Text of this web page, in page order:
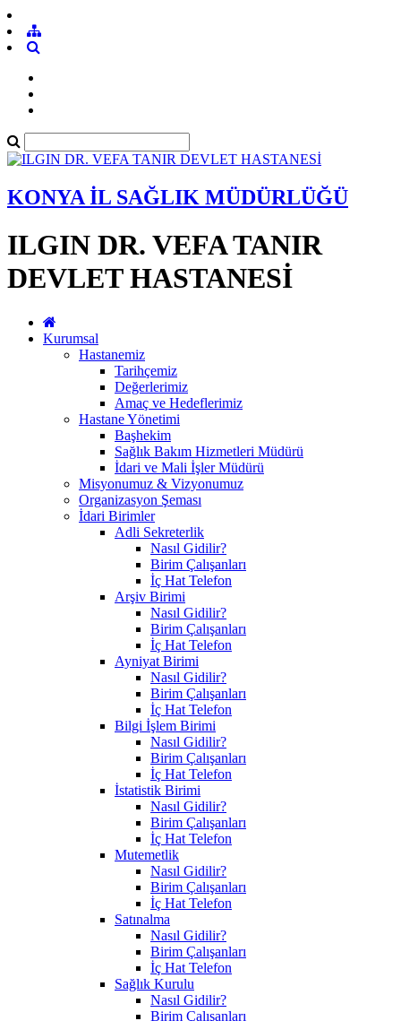
KONYA İL SAĞLIK MÜDÜRLÜĞÜ
ILGIN DR. VEFA TANIR
DEVLET HASTANESİ
Kurumsal
Hastanemiz
Tarihçemiz
Değerlerimiz
Amaç ve Hedeflerimiz
Hastane Yönetimi
Başhekim
Sağlık Bakım Hizmetleri Müdürü
İdari ve Mali İşler Müdürü
Misyonumuz & Vizyonumuz
Organizasyon Şeması
İdari Birimler
Adli Sekreterlik
Nasıl Gidilir?
Birim Çalışanları
İç Hat Telefon
Arşiv Birimi
Nasıl Gidilir?
Birim Çalışanları
İç Hat Telefon
Ayniyat Birimi
Nasıl Gidilir?
Birim Çalışanları
İç Hat Telefon
Bilgi İşlem Birimi
Nasıl Gidilir?
Birim Çalışanları
İç Hat Telefon
İstatistik Birimi
Nasıl Gidilir?
Birim Çalışanları
İç Hat Telefon
Mutemetlik
Nasıl Gidilir?
Birim Çalışanları
İç Hat Telefon
Satınalma
Nasıl Gidilir?
Birim Çalışanları
İç Hat Telefon
Sağlık Kurulu
Nasıl Gidilir?
Birim Çalışanları